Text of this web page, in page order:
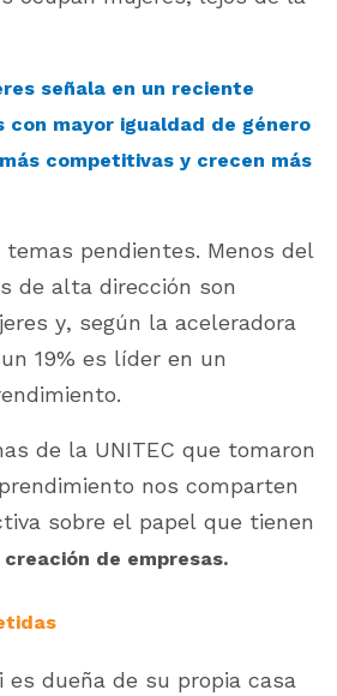
señala en un reciente
con mayor igualdad de género
competitivas y crecen más
temas pendientes. Menos del
de alta dirección son
y, según la aceleradora
19% es líder en un
de la UNITEC que tomaron
nos comparten
sobre el papel que tienen
creación de empresas.
es dueña de su propia casa